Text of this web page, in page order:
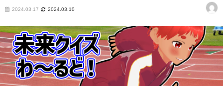
2024.03.17 2024.03.10